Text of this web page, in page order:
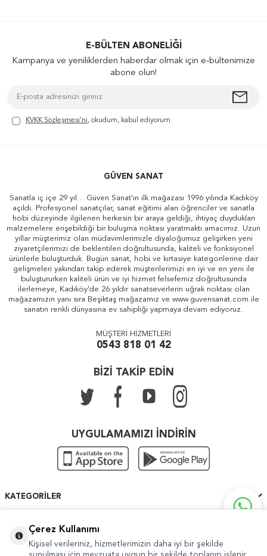
E-BÜLTEN ABONELIĞI
Kampanya ve yeniliklerden haberdar olmak için e-bültenimize
abone olun!
KVKK Sözleşmesi'ni, okudum, kabul ediyorum.
GÜVEN SANAT
Sanatla iç içe 29 yıl... Güven Sanat'ın ilk mağazası 1996 yılında Kadıköy
açıldı. Profesyonel sanatçılar, sanat eğitimi alan öğrenciler ve sanatla
hobi düzeyinde ilgilenen herkesin bir araya geldiği, ihtiyaç duydukları
malzemelere erişebildiği bir buluşma noktası yaratmaktı amacımız. Uzun
yıllar müşterimiz olan müdavimlerimizle diyaloğumuz gelişirken yeni
ziyaretçilerimizi de beklentileri doğrultusunda, kaliteli ve fonksiyonel
ürünlerle buluşturduk. Bugün sanat, hobi ve kırtasiye kategorilerine dair
gelişmeleri yakından takip ederek müşterilerimizi en iyi ve en yeni ile
buluştururken kaliteli ürün ve iyi hizmet felsefemiz doğrultusunda
ilerlemeye, Kadıköy'de 26 yıldır sanatseverlerin uğrak noktası olan
mağazamızın yanı sıra Beşiktaş mağazamız ve www.guvensanat.com ile
sanatın renkli dünyasına ev sahipliği yapmaya devam ediyoruz.
MÜŞTERİ HİZMETLERİ
0543 818 01 42
BİZİ TAKİP EDİN
UYGULAMAMIZI İNDİRİN
KATEGORILER
HIZLI ERIŞIM
Çerez Kullanımı
Kişisel verileriniz, hizmetlerimizin daha iyi bir şekilde